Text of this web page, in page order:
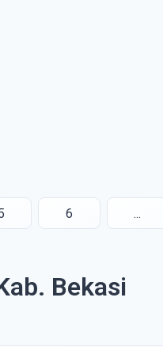
6 ...
Bekasi